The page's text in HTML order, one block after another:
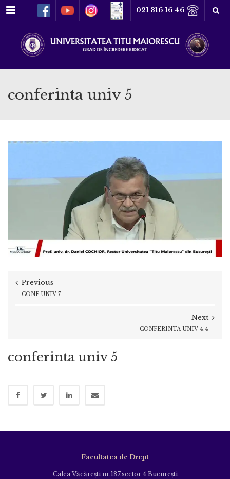
Meniu 021 316 16 46
conferinta univ 5
Previous
CONF UNIV 7
Next
CONFERINTA UNIV 4.4
conferinta univ 5
Facultatea de Drept
Calea Văcăreşti nr.187,sector 4 Bucureşti